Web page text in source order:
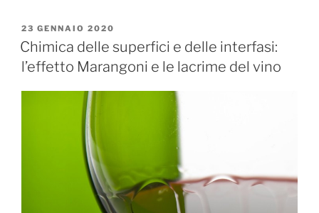
PUBBLICATO
IL
23 GENNAIO 2020
Chimica delle superfici e delle interfasi:
l’effetto Marangoni e le lacrime del vino